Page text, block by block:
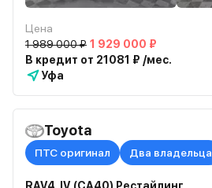
Цена
1 989 000 ₽ 1 929 000 ₽
В кредит от 21081 ₽ /мес.
Уфа
Toyota
ПТС оригинал Два владельца